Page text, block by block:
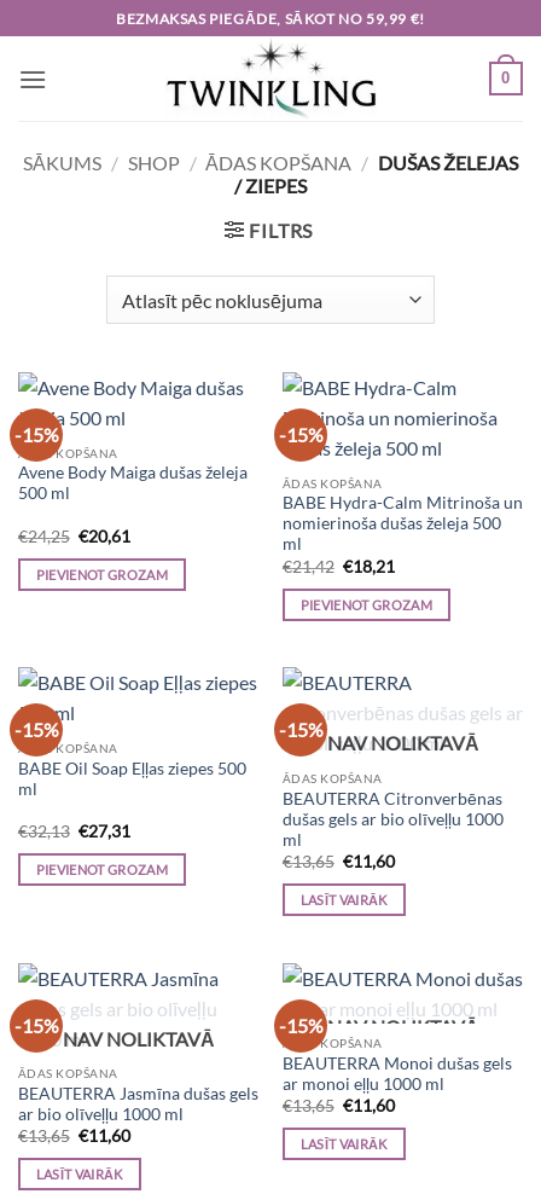
to
content
BEZMAKSAS PIEGĀDE, SĀKOT NO 59,99 €!
0
SĀKUMS / SHOP / ĀDAS KOPŠANA / DUŠAS ŽELEJAS
/ ZIEPES
FILTRS
-15%
ĀDAS KOPŠANA
Avene Body Maiga dušas želeja
500 ml
€24,25 Original
price
was:
€24,25.
€20,61
is:
€20,61.
PIEVIENOT GROZAM
-15%
ĀDAS KOPŠANA
BABE Hydra-Calm Mitrinoša un
nomierinoša dušas želeja 500
ml
€21,42 Original
price
was:
€21,42.
€18,21
is:
€18,21.
PIEVIENOT GROZAM
-15%
ĀDAS KOPŠANA
BABE Oil Soap Eļļas ziepes 500
ml
€32,13 Original
price
was:
€32,13.
€27,31
is:
€27,31.
PIEVIENOT GROZAM
-15%
NAV NOLIKTAVĀ
ĀDAS KOPŠANA
BEAUTERRA Citronverbēnas
dušas gels ar bio olīveļļu 1000
ml
€13,65 Original
price
was:
€13,65.
€11,60Current
is:
LASĪT VAIRĀK
-15%
NAV NOLIKTAVĀ
ĀDAS KOPŠANA
BEAUTERRA Jasmīna dušas gels
ar bio olīveļļu 1000 ml
€13,65 Original
price
was:
€13,65.
€11,60Current
is:
LASĪT VAIRĀK
-15%NAV NOLIKTAVĀ
ĀDAS KOPŠANA
BEAUTERRA Monoi dušas gels
ar monoi eļļu 1000 ml
€13,65 Original
price
was:
€13,65.
€11,60Current
is:
LASĪT VAIRĀK